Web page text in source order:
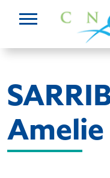
Amelie